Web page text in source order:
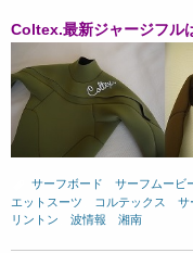
Coltex.最新ジャージフル
サーフボード サーフムービ
エットスーツ
コルテックス サ
リントン
波情報 湘南